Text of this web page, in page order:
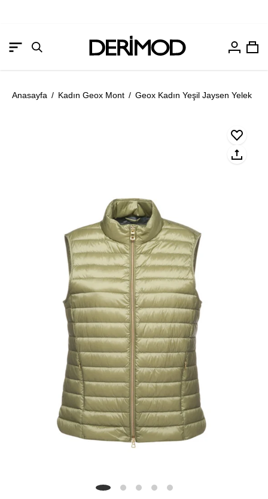
GezinmeArama
Hesabım
Anasayfa / Kadın Geox Mont / Geox Kadın Yeşil Jaysen Yelek